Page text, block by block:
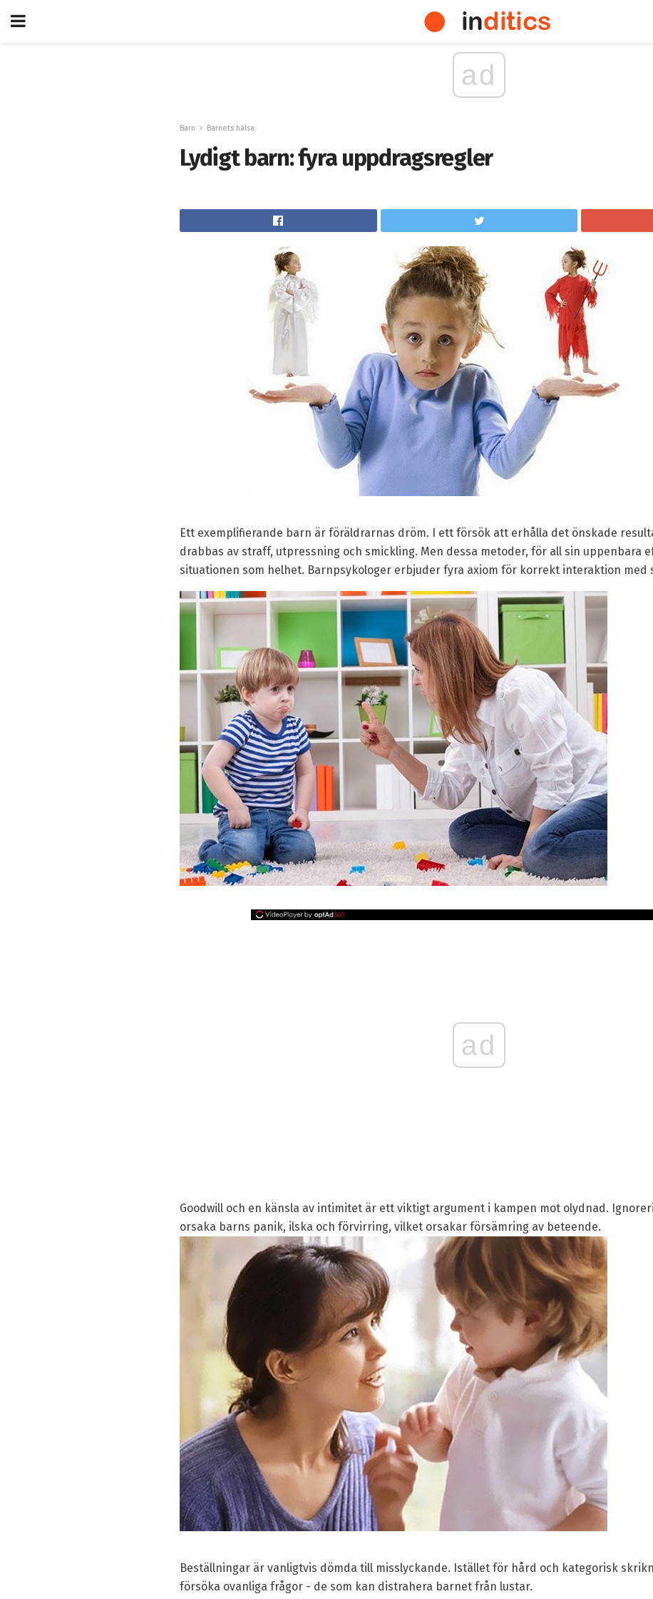
ad
Barn Barnets hälsa
Lydigt barn: fyra uppdragsregler
Ett exemplifierande barn är föräldrarnas dröm. I ett försök att erhålla det önskade
drabbas av straff, utpressning och smickling. Men dessa metoder, för all sin uppenbara
situationen som helhet. Barnpsykologer erbjuder fyra axiom för korrekt interaktion med
ad
Goodwill och en känsla av intimitet är ett viktigt argument i kampen mot olydnad.
orsaka barns panik, ilska och förvirring, vilket orsakar försämring av beteende.
Beställningar är vanligtvis dömda till misslyckande. Istället för hård och kategorisk
försöka ovanliga frågor - de som kan distrahera barnet från lustar.